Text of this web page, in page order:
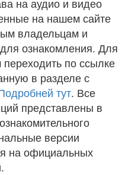
на аудио и видео
на нашем сайте
владельцам и
ознакомления. Для
по ссылке
в разделе с
тут. Все
представлены в
версии
на официальных